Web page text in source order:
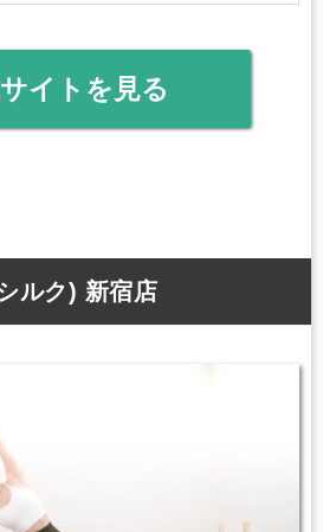
イトを見る
ルク) 新宿店